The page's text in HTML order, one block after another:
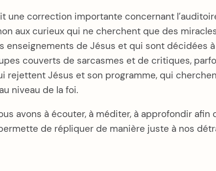
correction importante concernant
aux curieux qui ne cherchent que des
enseignements de Jésus et qui sont décidées
couverts de sarcasmes et de critiques,
rejettent Jésus et son programme, qui
niveau de la foi.
avons à écouter, à méditer, à approfondir
de répliquer de manière juste à nos